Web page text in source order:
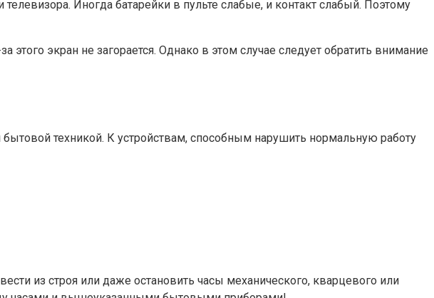
Иногда батарейки в пульте слабые, и контакт слабый. Поэтому
экран не загорается. Однако в этом случае следует обратить внимание
техникой. К устройствам, способным нарушить нормальную работу
из строя или даже остановить часы механического, кварцевого или